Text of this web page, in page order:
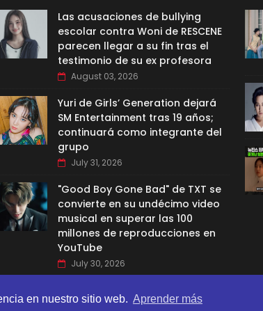
en nuestro sitio web. Aprender más
Las acusaciones de bullying
escolar contra Woni de RESCENE
parecen llegar a su fin tras el
testimonio de su ex profesora
August 03, 2026
Yuri de Girls’ Generation dejará
SM Entertainment tras 19 años;
continuará como integrante del
grupo
July 31, 2026
"Good Boy Gone Bad" de TXT se
convierte en su undécimo video
musical en superar las 100
millones de reproducciones en
YouTube
July 30, 2026